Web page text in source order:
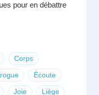
pour en débattre
Corps
Écoute
Joie Liège